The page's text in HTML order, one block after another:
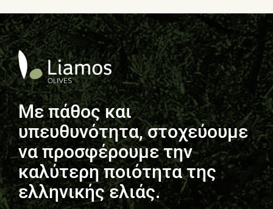
Με πάθος και
υπευθυνότητα, στοχεύουμε
να προσφέρουμε την
καλύτερη ποιότητα της
ελληνικής ελιάς.